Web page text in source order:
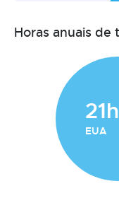
Horas anuais
21h
EUA